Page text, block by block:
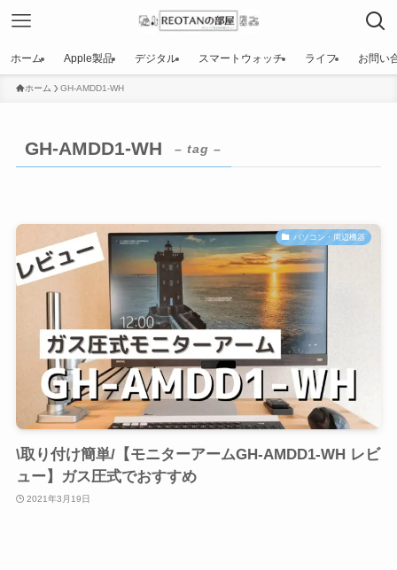
ホーム Apple製品 デジタル スマートウォッチ ライフ お問い
ホーム GH-AMDD1-WH
GH-AMDD1-WH – tag –
パソコン・周辺機器
\取り付け簡単/【モニターアームGH-AMDD1-WH レビ
ュー】ガス圧式でおすすめ
2021年3月19日